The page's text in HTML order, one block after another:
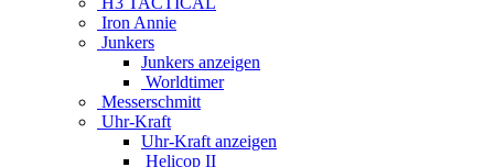
Iron Annie
Junkers
Junkers anzeigen
Worldtimer
Messerschmitt
Uhr-Kraft
Uhr-Kraft anzeigen
Helicop II